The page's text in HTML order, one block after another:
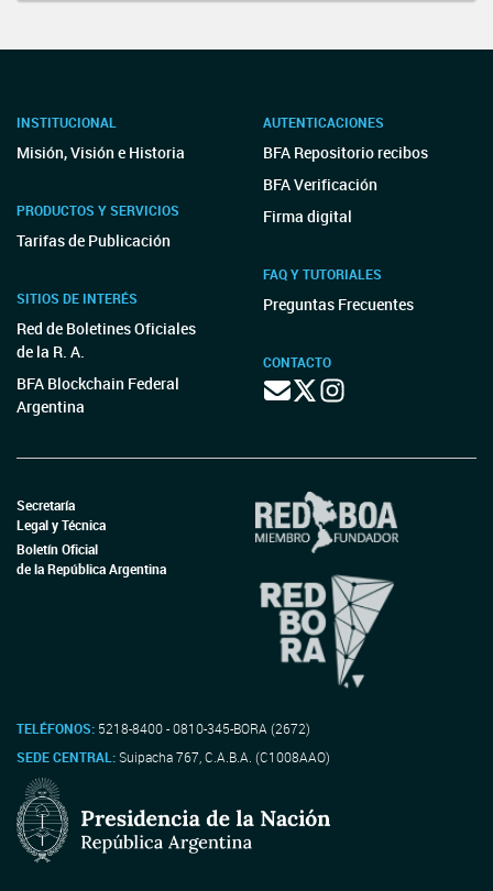
INSTITUCIONAL
Misión, Visión e Historia
PRODUCTOS Y SERVICIOS
Tarifas de Publicación
SITIOS DE INTERÉS
Red de Boletines Oficiales
de la R. A.
BFA Blockchain Federal
Argentina
AUTENTICACIONES
BFA Repositorio recibos
BFA Verificación
Firma digital
FAQ Y TUTORIALES
Preguntas Frecuentes
CONTACTO
Secretaría
Legal y Técnica
Boletín Oficial
de la República Argentina
TELÉFONOS: 5218-8400 - 0810-345-BORA (2672)
SEDE CENTRAL:Suipacha 767, C.A.B.A. (C1008AAO)